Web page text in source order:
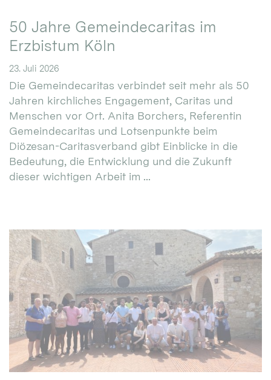
50 Jahre Gemeindecaritas im
Erzbistum Köln
23. Juli 2026
Die Gemeindecaritas verbindet seit mehr als 50
Jahren kirchliches Engagement, Caritas und
Menschen vor Ort. Anita Borchers, Referentin
Gemeindecaritas und Lotsenpunkte beim
Diözesan-Caritasverband gibt Einblicke in die
Bedeutung, die Entwicklung und die Zukunft
dieser wichtigen Arbeit im ...